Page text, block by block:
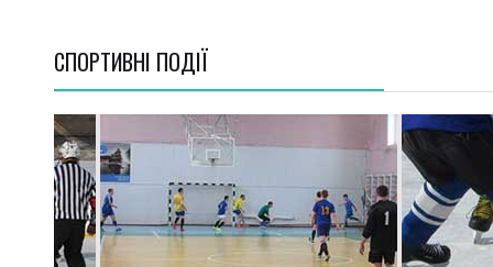
СПОРТИВНI ПОДІЇ